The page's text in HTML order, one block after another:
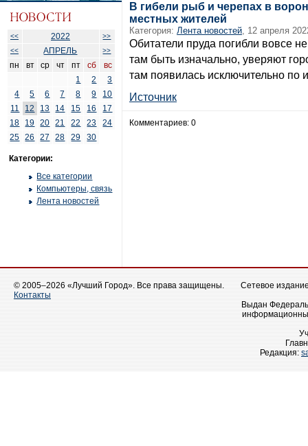
<< 2022
>>
<<
АПРЕЛЬ >>
пн вт ср чт пт сб
вс
1
2
3
4
5 6 7 8 9
10
11
12 13 14 15 16
17
18
19 20 21 22 23
24
25
26 27 28 29 30
Категории:
Все категории
Компьютеры, связь
Лента новостей
В гибели рыб и черепах в
местных жителей
Категория: Лента новостей, 12 апреля
Обитатели пруда погибли вовсе
там быть изначально, уверяют
там появилась исключительно по
Источник
Комментариев: 0
© 2005–2026 «Лучший Город». Все права защищены.
Контакты
Сетевое
Выдан
Редакция: